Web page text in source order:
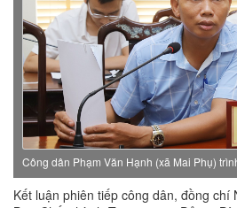
Công dân Phạm Văn Hạnh (xã Mai Phụ)
Kết luận phiên tiếp công dân, đồng chí